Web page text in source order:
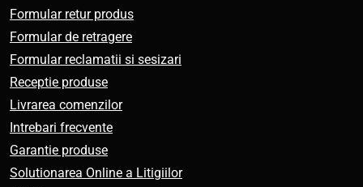
Formular retur produs
Formular de retragere
Formular reclamatii si sesizari
Receptie produse
Livrarea comenzilor
Intrebari frecvente
Garantie produse
Solutionarea Online a Litigiilor